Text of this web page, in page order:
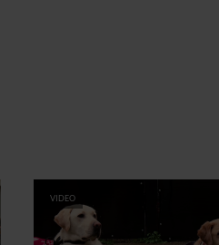
VIDEO